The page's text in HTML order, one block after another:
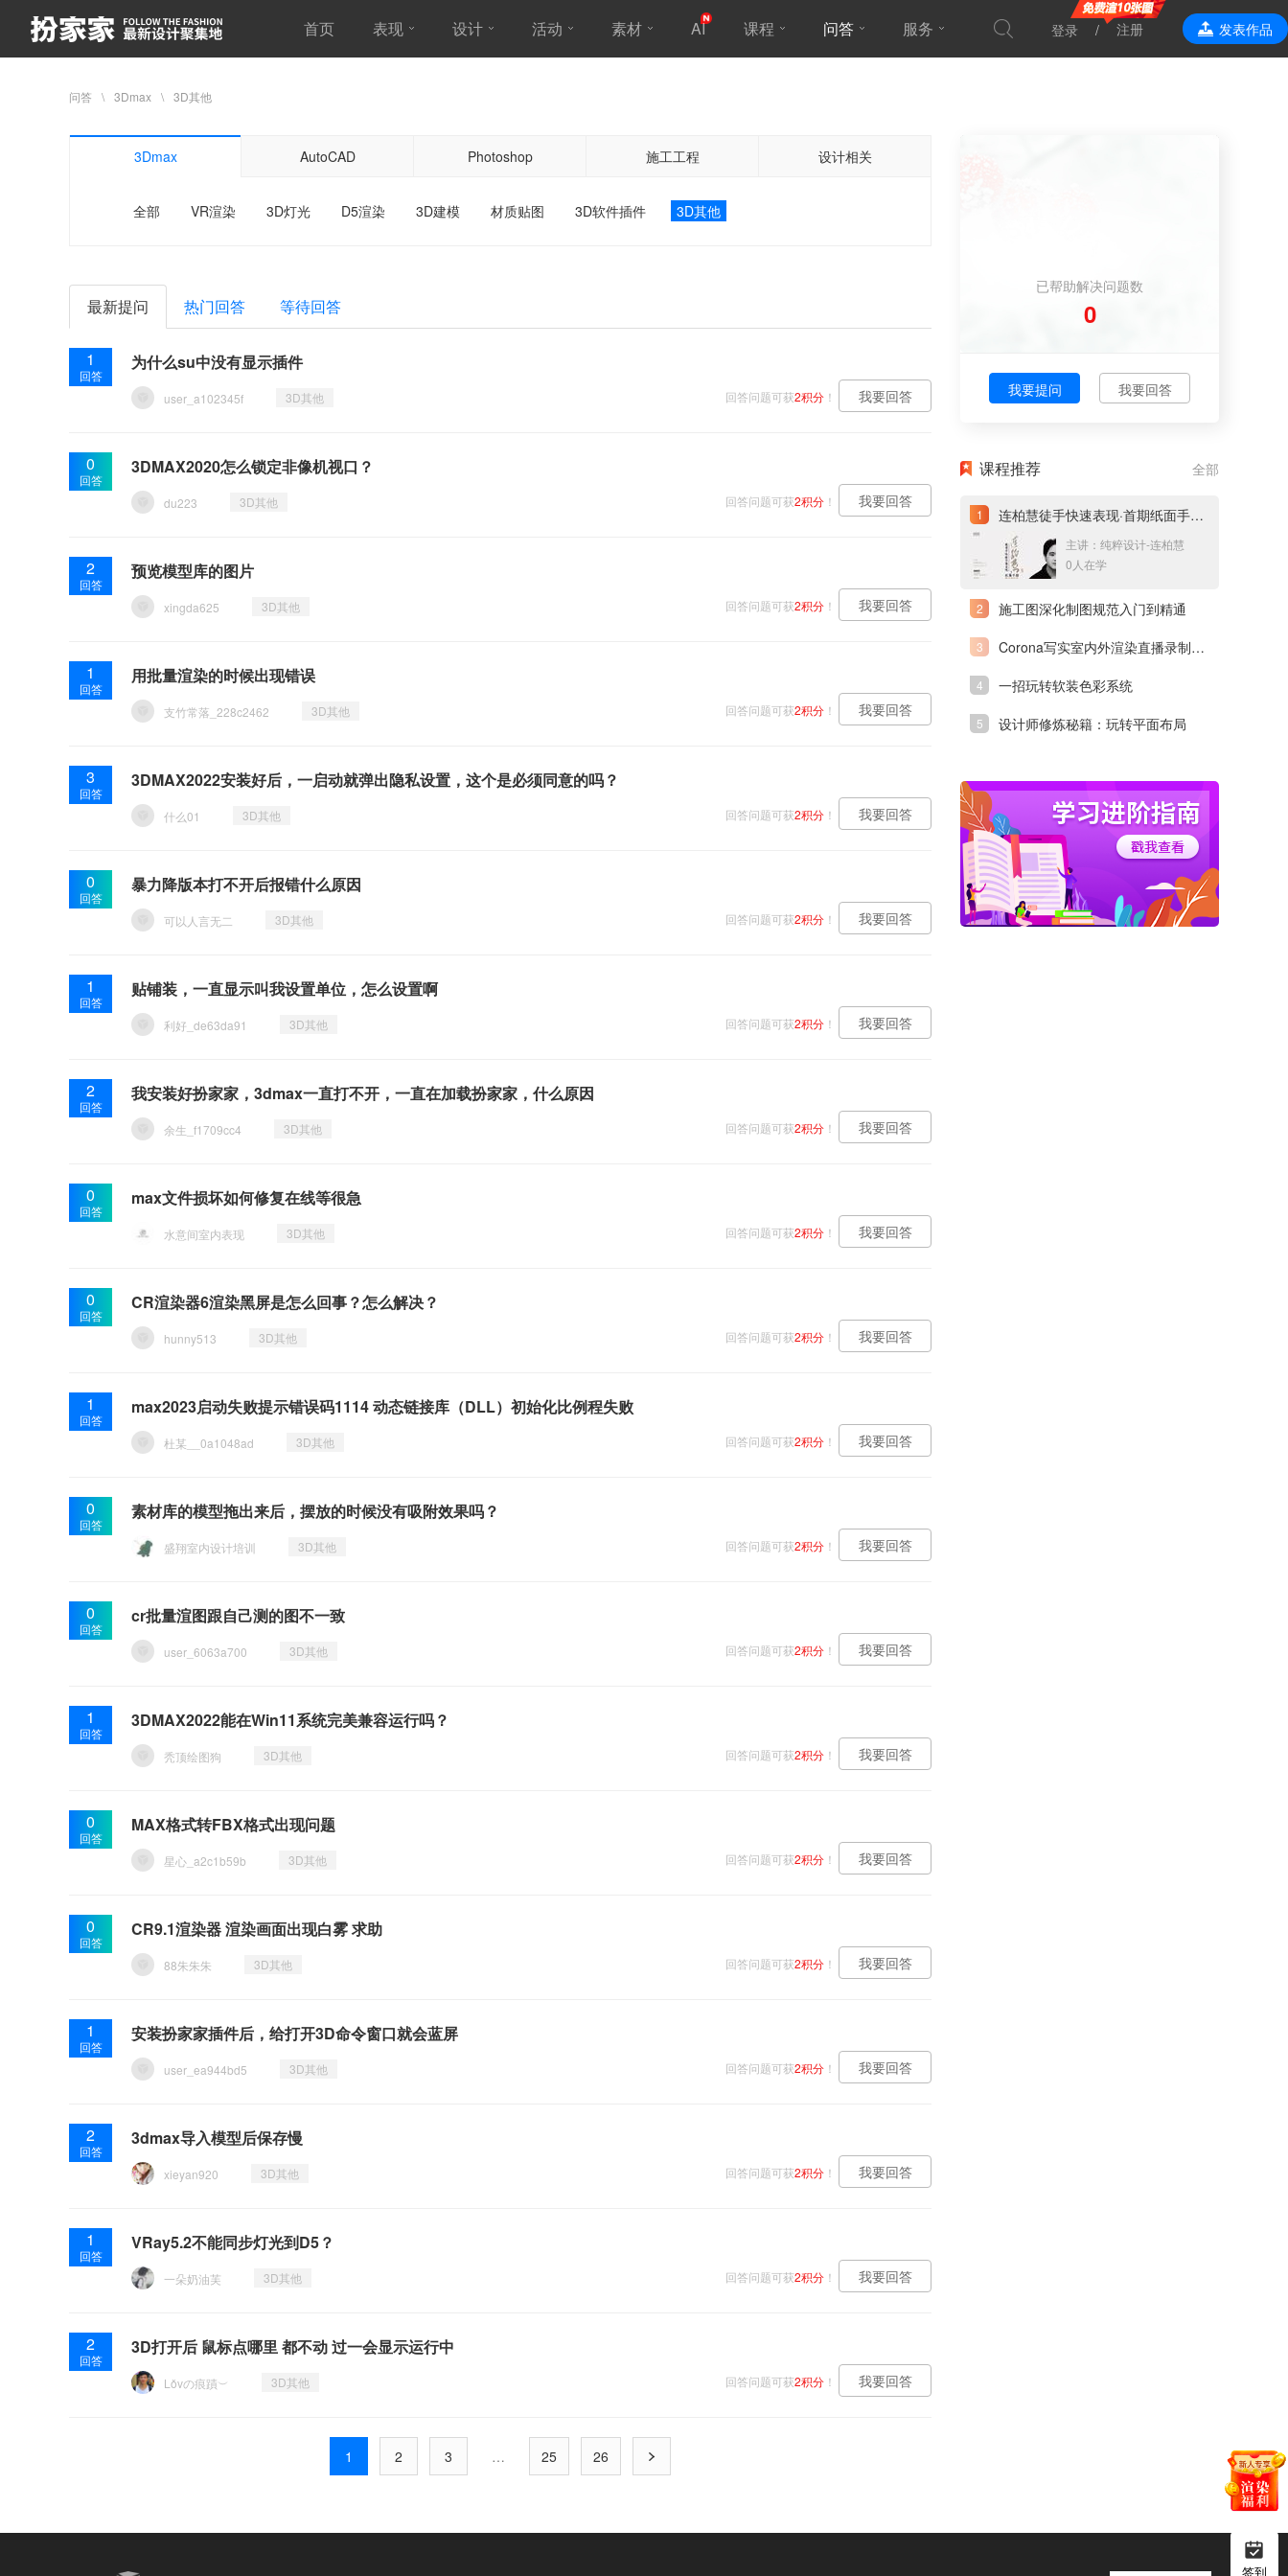
首页 表现 设计 活动 素材 AI 课程 问答 服务
效果表现
登录 注册 发表作品
问答 3Dmax 3D其他
3Dmax AutoCAD Photoshop 施工工程 设计相关
全部 VR渲染 3D灯光 D5渲染 3D建模 材质贴图 3D软件插件 3D其他
最新提问 热门回答 等待回答
1
回答
为什么su中没有显示插件
回答问题可获2积分 ！ 我要回答
user_a102345f 3D其他
0
回答
3DMAX2020怎么锁定非像机视口？
回答问题可获2积分 ！ 我要回答
du223 3D其他
2
回答
预览模型库的图片
回答问题可获2积分 ！ 我要回答
xingda625 3D其他
1
回答
用批量渲染的时候出现错误
回答问题可获2积分 ！ 我要回答
支竹常落_228c2462 3D其他
3
回答
3DMAX2022安装好后，一启动就弹出隐私设置，这个是必须同意的吗？
回答问题可获2积分 ！ 我要回答
什么01 3D其他
0
回答
暴力降版本打不开后报错什么原因
回答问题可获2积分 ！ 我要回答
可以人言无二 3D其他
1
回答
贴铺装，一直显示叫我设置单位，怎么设置啊
回答问题可获2积分 ！ 我要回答
利好_de63da91 3D其他
2
回答
我安装好扮家家，3dmax一直打不开，一直在加载扮家家，什么原因
回答问题可获2积分 ！ 我要回答
余生_f1709cc4 3D其他
0
回答
max文件损坏如何修复在线等很急
回答问题可获2积分 ！ 我要回答
水意间室内表现 3D其他
0
回答
CR渲染器6渲染黑屏是怎么回事？怎么解决？
回答问题可获2积分 ！ 我要回答
hunny513 3D其他
1
回答
max2023启动失败提示错误码1114 动态链接库（DLL）初始化比例程失败
回答问题可获2积分 ！ 我要回答
杜某__0a1048ad 3D其他
0
回答
素材库的模型拖出来后，摆放的时候没有吸附效果吗？
回答问题可获2积分 ！ 我要回答
盛翔室内设计培训 3D其他
0
回答
cr批量渲图跟自己测的图不一致
回答问题可获2积分 ！ 我要回答
user_6063a700 3D其他
1
回答
3DMAX2022能在Win11系统完美兼容运行吗？
回答问题可获2积分 ！ 我要回答
秃顶绘图狗 3D其他
0
回答
MAX格式转FBX格式出现问题
回答问题可获2积分 ！ 我要回答
星心_a2c1b59b 3D其他
0
回答
CR9.1渲染器 渲染画面出现白雾 求助
回答问题可获2积分 ！ 我要回答
88朱朱朱 3D其他
1
回答
安装扮家家插件后，给打开3D命令窗口就会蓝屏
回答问题可获2积分 ！ 我要回答
user_ea944bd5 3D其他
2
回答
3dmax导入模型后保存慢
回答问题可获2积分 ！ 我要回答
xieyan920 3D其他
1
回答
VRay5.2不能同步灯光到D5？
回答问题可获2积分 ！ 我要回答
一朵奶油芙 3D其他
2
回答
3D打开后 鼠标点哪里 都不动 过一会显示运行中
回答问题可获2积分 ！ 我要回答
Lǒvの痕蹟︶ 3D其他
1 2 3 … 25 26
已帮助解决问题数
0
我要提问 我要回答
全部
课程推荐
连柏慧徒手快速表现·首期纸面手绘亲授网络直播课
主讲：纯粹设计-连柏慧
0人在学
施工图深化制图规范入门到精通
Corona写实室内外渲染直播录制（一）
一招玩转软装色彩系统
设计师修炼秘籍：玩转平面布局
签到